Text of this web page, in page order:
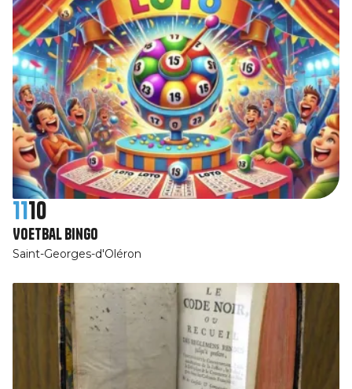
1110
Voetbal bingo
Saint-Georges-d'Oléron